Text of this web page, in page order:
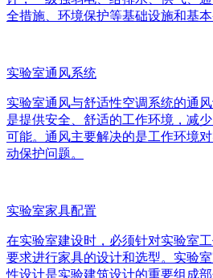
全措施、环境保护等基础设施和基本
实验室通风系统
实验室通风与舒适性空调系统的通
是提供安全、舒适的工作环境，减
可能。通风主要解决的是工作环境
动保护问题。
实验室家具配置
在实验室建设时，必须针对实验室
要求进行家具的设计和选型。实验
性设计是实验建筑设计的重要组成部